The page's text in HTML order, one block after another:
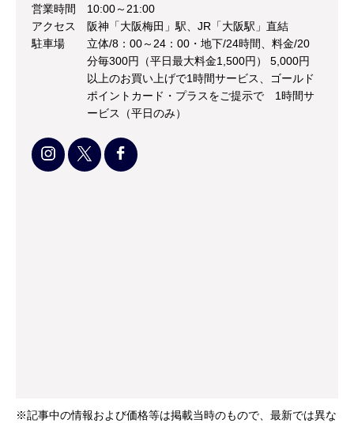
営業時間
10:00～21:00
アクセス
阪神「大阪梅田」駅、JR「大阪駅」直結
駐車場
立体/8：00～24：00・地下/24時間、料金/20
分毎300円（平日最大料金1,500円） 5,000円
以上のお買い上げで1時間サービス、ゴールド
ポイントカード・プラスをご提示で 1時間サ
ービス（平日のみ）
※記事中の情報および価格等は掲載当時のもので、最新では異な